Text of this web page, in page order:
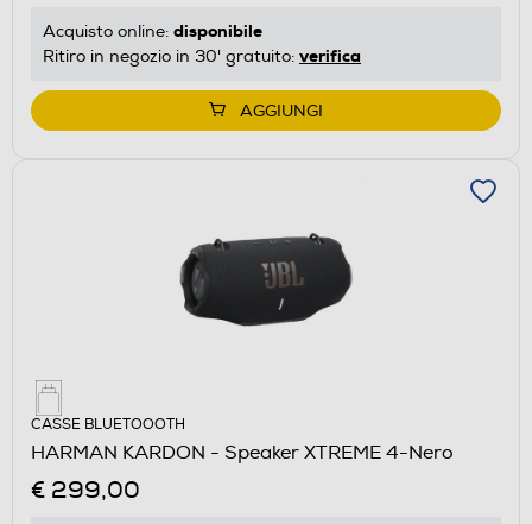
Acquisto online: disponibile
Ritiro in negozio in 30' gratuito: verifica
AGGIUNGI
CASSE BLUETOOOTH
HARMAN KARDON - Speaker XTREME 4-Nero
€ 299,00